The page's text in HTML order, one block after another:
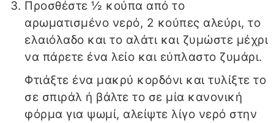
Προσθέστε ½ κούπα από το
αρωματισμένο νερό, 2 κούπες αλεύρι, το
ελαιόλαδο και το αλάτι και ζυμώστε μέχρι
να πάρετε ένα λείο και εύπλαστο ζυμάρι.
Φτιάξτε ένα μακρύ κορδόνι και τυλίξτε το
σε σπιράλ ή βάλτε το σε μία κανονική
φόρμα για ψωμί, αλείψτε λίγο νερό στην